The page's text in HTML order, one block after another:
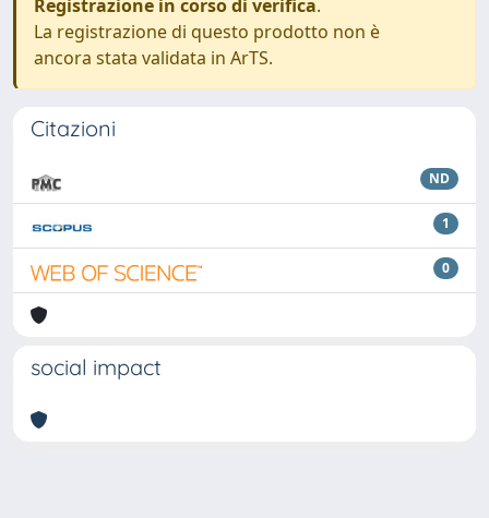
Registrazione in corso di verifica.
La registrazione di questo prodotto non è
ancora stata validata in ArTS.
Citazioni
ND
1
0
social impact